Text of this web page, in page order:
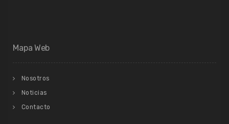
Mapa Web
Nosotros
Noticias
Contacto